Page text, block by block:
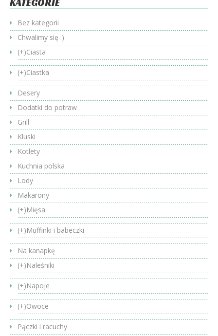
Bez kategorii
Chwalimy się :)
(+)Ciasta
(+)Ciastka
Desery
Dodatki do potraw
Grill
Kluski
Kotlety
Kuchnia polska
Lody
Makarony
(+)Mięsa
(+)Muffinki i babeczki
Na kanapkę
(+)Naleśniki
(+)Napoje
(+)Owoce
Pączki i racuchy